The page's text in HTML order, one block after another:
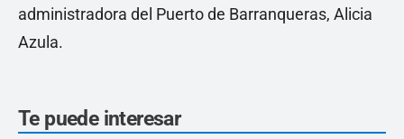
administradora del Puerto de Barranqueras, Alicia
Azula.
Te puede interesar